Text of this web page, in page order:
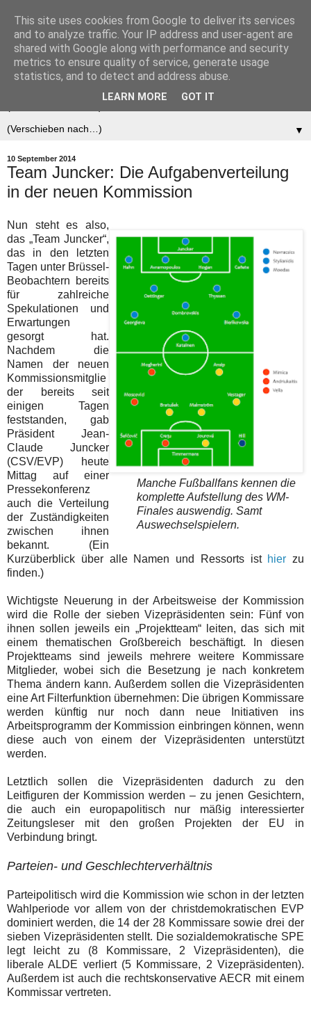
Der (europäische)
Föderalist
▼
10 September 2014
Team Juncker: Die Aufgabenverteilung
in der neuen Kommission
Manche Fußballfans kennen die
komplette Aufstellung des WM-
Finales auswendig. Samt
Auswechselspielern.
Nun steht es also,
das „Team Juncker“,
das in den letzten
Tagen unter Brüssel-
Beobachtern bereits
für zahlreiche
Spekulationen und
Erwartungen
gesorgt hat.
Nachdem die
Namen der neuen
Kommissionsmitglie
der bereits seit
einigen Tagen
feststanden, gab
Präsident Jean-
Claude Juncker
(CSV/EVP) heute
Mittag auf einer
Pressekonferenz
auch die Verteilung
der Zuständigkeiten
zwischen ihnen
bekannt. (Ein
Kurzüberblick über alle Namen und Ressorts ist hier zu
finden.)
Wichtigste Neuerung in der Arbeitsweise der Kommission
wird die Rolle der sieben Vizepräsidenten sein: Fünf von
ihnen sollen jeweils ein „Projektteam“ leiten, das sich mit
einem thematischen Großbereich beschäftigt. In diesen
Projektteams sind jeweils mehrere weitere Kommissare
Mitglieder, wobei sich die Besetzung je nach konkretem
Thema ändern kann. Außerdem sollen die Vizepräsidenten
eine Art Filterfunktion übernehmen: Die übrigen Kommissare
werden künftig nur noch dann neue Initiativen ins
Arbeitsprogramm der Kommission einbringen können, wenn
diese auch von einem der Vizepräsidenten unterstützt
werden.
Letztlich sollen die Vizepräsidenten dadurch zu den
Leitfiguren der Kommission werden – zu jenen Gesichtern,
die auch ein europapolitisch nur mäßig interessierter
Zeitungsleser mit den großen Projekten der EU in
Verbindung bringt.
Parteien- und Geschlechterverhältnis
Parteipolitisch wird die Kommission wie schon in der letzten
Wahlperiode vor allem von der christdemokratischen EVP
dominiert werden, die 14 der 28 Kommissare sowie drei der
sieben Vizepräsidenten stellt. Die sozialdemokratische SPE
legt leicht zu (8 Kommissare, 2 Vizepräsidenten), die
liberale ALDE verliert (5 Kommissare, 2 Vizepräsidenten).
Außerdem ist auch die rechtskonservative AECR mit einem
Kommissar vertreten.
This site uses cookies from Google to deliver its services
and to analyze traffic. Your IP address and user-agent are
shared with Google along with performance and security
metrics to ensure quality of service, generate usage
statistics, and to detect and address abuse.
LEARN MORE GOT IT